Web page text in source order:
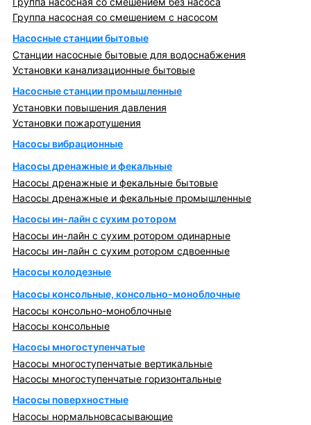
Группа насосная со смешением с насосом
Насосные станции бытовые
Станции насосные бытовые для водоснабжения
Установки канализационные бытовые
Насосные станции промышленные
Установки повышения давления
Установки пожаротушения
Насосы вибрационные
Насосы дренажные и фекальные
Насосы дренажные и фекальные бытовые
Насосы дренажные и фекальные промышленные
Насосы ин-лайн с сухим ротором
Насосы ин-лайн с сухим ротором одинарные
Насосы ин-лайн с сухим ротором сдвоенные
Насосы колодезные
Насосы консольные, консольно-моноблочные
Насосы консольно-моноблочные
Насосы консольные
Насосы многоступенчатые
Насосы многоступенчатые вертикальные
Насосы многоступенчатые горизонтальные
Насосы поверхностные
Насосы нормальновсасывающие